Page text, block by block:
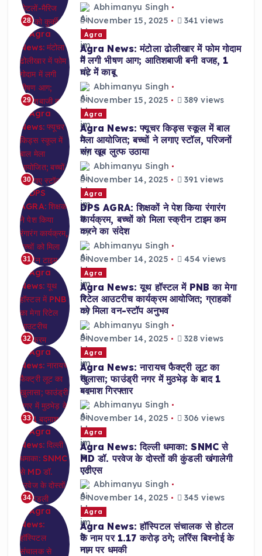
28
Abhimanyu Singh
November 15, 2025
341 views
29
Agra
Agra News: मंटोला ढोलीखार में फोम गोदाम
में लगी भीषण आग; आतिशबाजी बनी वजह, 1
घंटे में काबू
Abhimanyu Singh
November 15, 2025
389 views
30
Agra
Agra News: फ्यूचर किड्स स्कूल में बाल
मेला आयोजित; बच्चों ने लगाए स्टॉल, परिजनों
संग खूब लुत्फ उठाया
Abhimanyu Singh
November 14, 2025
391 views
31
Agra
DPS AGRA: शिक्षकों ने पेश किया रंगारंग
कार्यक्रम, बच्चों को मिला स्क्रीन टाइम कम
करने का संदेश
Abhimanyu Singh
November 14, 2025
454 views
32
Agra
Agra News: यूथ हॉस्टल में PNB का मेगा
रिटेल आउटरीच कार्यक्रम आयोजित; ग्राहकों
को मिला वन-स्टॉप अनुभव
Abhimanyu Singh
November 14, 2025
328 views
33
Agra
Agra News: नारायच फैक्ट्री लूट का
खुलासा; फाउंड्री नगर में मुठभेड़ के बाद 1
बदमाश गिरफ्तार
Abhimanyu Singh
November 14, 2025
306 views
34
Agra
Agra News: दिल्ली धमाका: SNMC से
MD डॉ. परवेज के दोस्तों की कुंडली खंगालेगी
एटीएस
Abhimanyu Singh
November 14, 2025
345 views
Agra
Agra News: हॉस्पिटल संचालक से होटल
के नाम पर 1.17 करोड़ ठगे; लॉरेंस बिश्नोई के
नाम पर धमकी